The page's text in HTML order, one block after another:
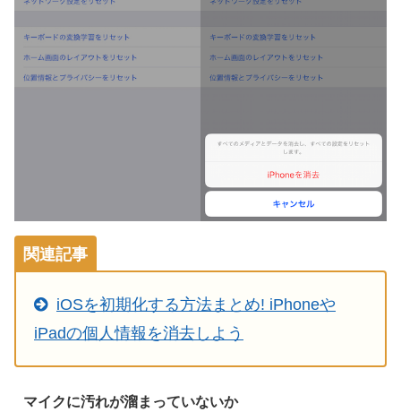
関連記事
iOSを初期化する方法まとめ! iPhoneや
iPadの個人情報を消去しよう
マイクに汚れが溜まっていないか